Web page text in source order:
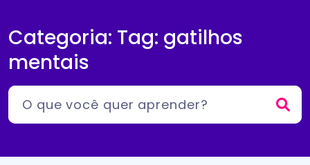
Categoria: Tag: gatilhos
mentais